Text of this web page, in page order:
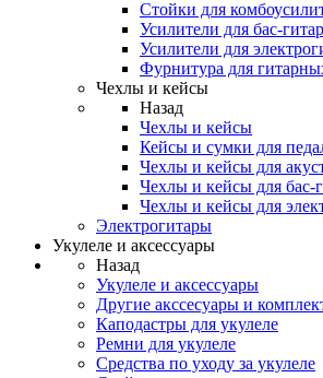
Стойки для
Усилители для бас-гитар
Усилители для
Фурнитура для
Чехлы и кейсы
Назад
Чехлы и кейсы
Кейсы и сумки для
Чехлы и кейсы для
Чехлы и кейсы для бас-
Чехлы и кейсы для
Электрогитары
Укулеле и аксессуары
Назад
Укулеле и аксессуары
Другие акссесуары и
Каподастры для укулеле
Ремни для укулеле
Средства по уходу за укулеле